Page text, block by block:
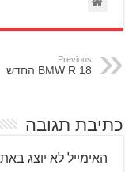
Previous
BMW R 18 החדש
תגובה
האימייל לא יוצג באתר.